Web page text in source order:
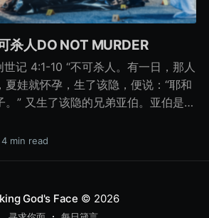
杀人DO NOT MURDER
记 4:1-10 “不可杀人。有一日，那人
夏娃就怀孕，生了该隐，便说：“耶和
” 又生了该隐的兄弟亚伯。亚伯是牧
。 有一日，该隐拿地里的出产为供物
将他羊群中头生的和羊的脂油献上。
什么变了脸色呢？ 你若行得好，岂不
好，罪就伏在门前。它必恋慕你，你
4 min read
God's Face © 2026